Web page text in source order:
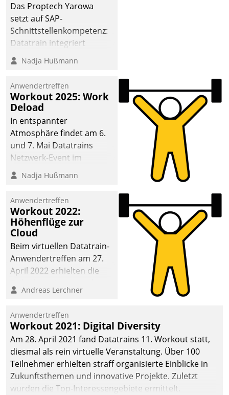
Das Proptech Yarowa
setzt auf SAP-
Schnittstellenkompetenz:
Datatrain integriert
Yarowas Portal zur
Vergabe und Verwaltung
operativen
Instandhaltung in die
SAP-Systemlandschaft
deutscher
Wohnungsunternehmen
– und beschleunigt damit
Mieteranliegen zum
Nadja Hußmann
Anwendertreffen
Workout 2025: Work
Deload
In entspannter
Atmosphäre findet am 6.
und 7. Mai Datatrains
Netzwerk-Event im
Kunden- und Partnerkreis
statt. Zentrale Frage: Wie
Mammutprojekte
meistern und Workloads
wuppen – bei zunehmend
anspruchsvollen
Aufgaben und
abnehmendem
Nadja Hußmann
Anwendertreffen
Workout 2022:
Höhenflüge zur
Cloud
Beim virtuellen Datatrain-
Anwendertreffen am 27.
April 2022 erhielten die
Teilnehmer kurzweilige
Cloud-Strategien und -
Lösungen mit hohem
Zukunftspotenzial.
Andreas Lerchner
Anwendertreffen
Workout 2021: Digital Diversity
Am 28. April 2021 fand Datatrains 11. Workout statt,
diesmal als rein virtuelle Veranstaltung. Über 100
Teilnehmer erhielten straff organisierte Einblicke in
Zukunftsthemen und innovative Projekte. Zuletzt
wurden die Top-Interessengebiete ermittelt.